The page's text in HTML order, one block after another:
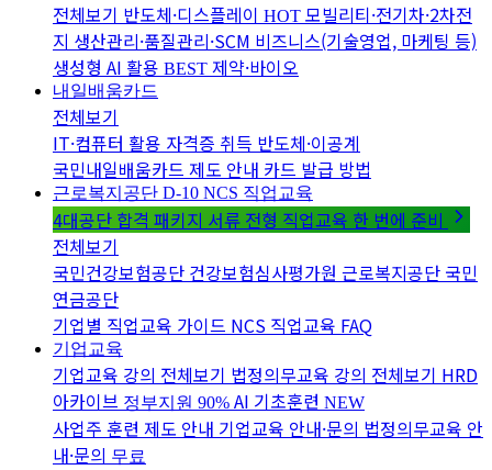
전체보기 반도체·디스플레이 HOT 모빌리티·전기차·2차전
지 생산관리·품질관리·SCM 비즈니스(기술영업, 마케팅 등)
생성형 AI 활용 BEST 제약·바이오
내일배움카드
전체보기
IT·컴퓨터 활용 자격증 취득 반도체·이공계
국민내일배움카드 제도 안내 카드 발급 방법
근로복지공단 D-10 NCS 직업교육
4대공단 합격 패키지 서류 전형 직업교육 한 번에 준비
전체보기
국민건강보험공단 건강보험심사평가원 근로복지공단 국민
연금공단
기업별 직업교육 가이드 NCS 직업교육 FAQ
기업교육
기업교육 강의 전체보기 법정의무교육 강의 전체보기 HRD
아카이브 정부지원 90% AI 기초훈련 NEW
사업주 훈련 제도 안내 기업교육 안내·문의 법정의무교육 안
내·문의 무료